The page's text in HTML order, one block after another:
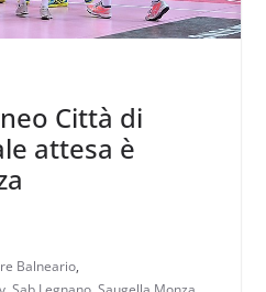
Città di
attesa è
Balneario,